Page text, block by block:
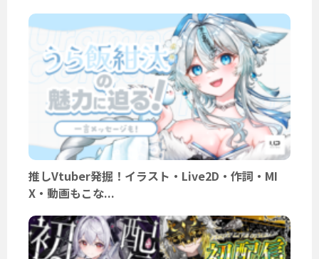
推しVtuber発掘！イラスト・Live2D・作詞・MI
X・動画もこな...